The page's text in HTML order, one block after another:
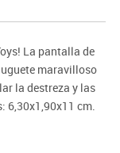
La pantalla de
maravilloso
la destreza y las
6,30x1,90x11 cm.